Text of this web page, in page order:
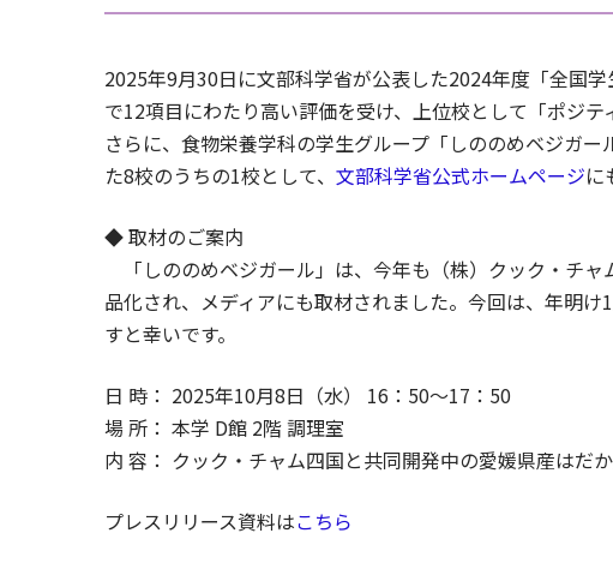
2025年9月30日に文部科学省が公表した2024年度「全国
で12項目にわたり高い評価を受け、上位校として「ポジテ
さらに、食物栄養学科の学生グループ「しののめベジガ
た8校のうちの1校として、 文部科学省公式ホームページに
◆ 取材のご案内
「しののめベジガール」は、今年も（株）クック・チ
品化され、メディアにも取材されました。今回は、年明
すと幸いです。
日 時： 2025年10月8日（水） 16：50～17：50
場 所： 本学 D館 2階 調理室
内 容： クック・チャム四国と共同開発中の愛媛県産はだ
プレスリリース資料はこちら